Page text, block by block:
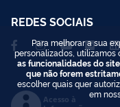
REDES SOCIAIS
Acesso à
Para melhorar a sua
personalizados, utilizamos
as funcionalidades do
que não forem
escolher quais quer
em